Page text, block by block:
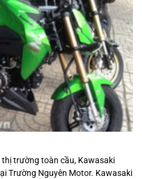
trường toàn cầu, Kawasaki
Trường Nguyên Motor. Kawasaki